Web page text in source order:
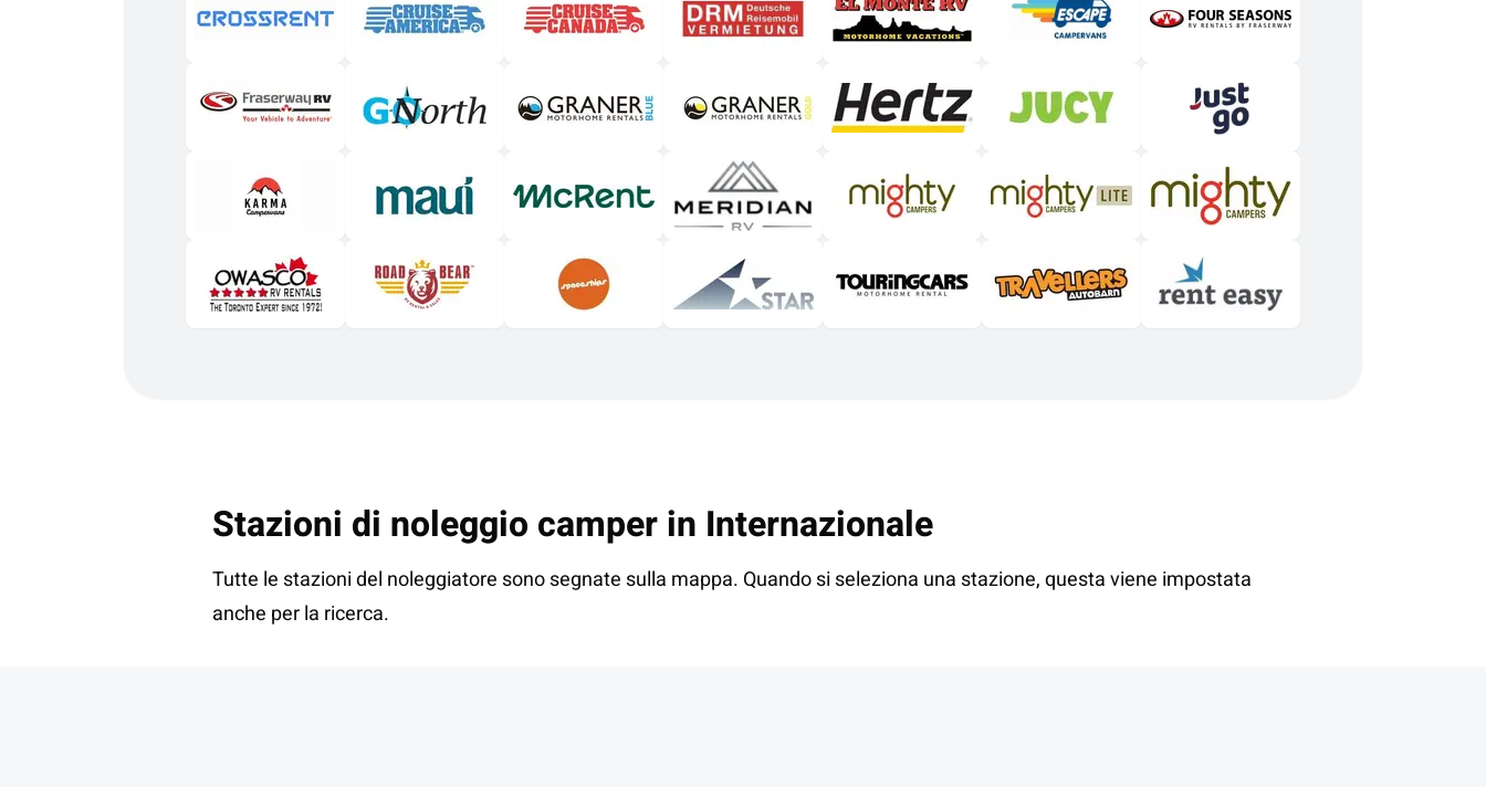
Stazioni di noleggio camper in Internazionale
Tutte le stazioni del noleggiatore sono segnate sulla mappa. Quando si seleziona una stazione, questa viene impostata
anche per la ricerca.